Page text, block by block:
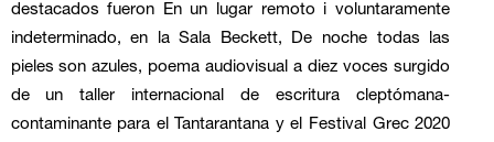
destacados fueron En un lugar remoto i voluntaramente
indeterminado, en la Sala Beckett, De noche todas las
pieles son azules, poema audiovisual a diez voces surgido
de un taller internacional de escritura cleptómana-
contaminante para el Tantarantana y el Festival Grec 2020